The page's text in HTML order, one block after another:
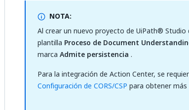
NOTA:
Al crear un nuevo proyecto de UiPath®
plantilla Proceso de Document
marca Admite persistencia .
Para la integración de Action Center, se
Configuración de CORS/CSP para obtener